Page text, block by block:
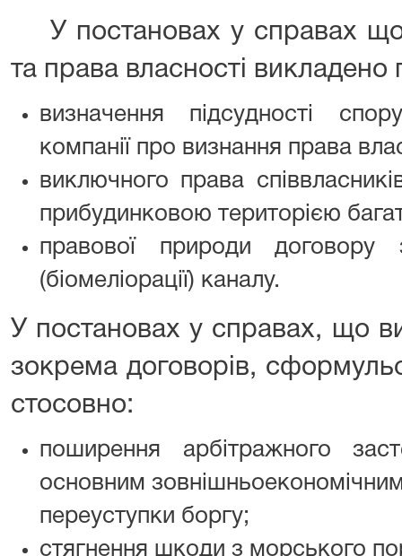
У постановах у справах
та права власності
визначення підсудності
компанії про визнання права
виключного права
прибудинковою територією
правової природи договору
(біомеліорації) каналу.
У постановах у справах, що
зокрема договорів,
стосовно:
поширення арбітражного
основним
переуступки боргу;
стягнення шкоди з морського